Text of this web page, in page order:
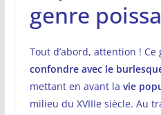
genre
Tout d’abord, attention ! Ce
confondre avec le
mettant en avant la vie
milieu du XVIIIe siècle. Au